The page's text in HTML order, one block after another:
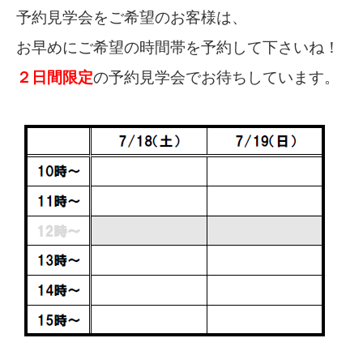
予約見学会をご希望のお客様は、
お早めにご希望の時間帯を予約して下さいね！
２日間限定の予約見学会でお待ちしています。